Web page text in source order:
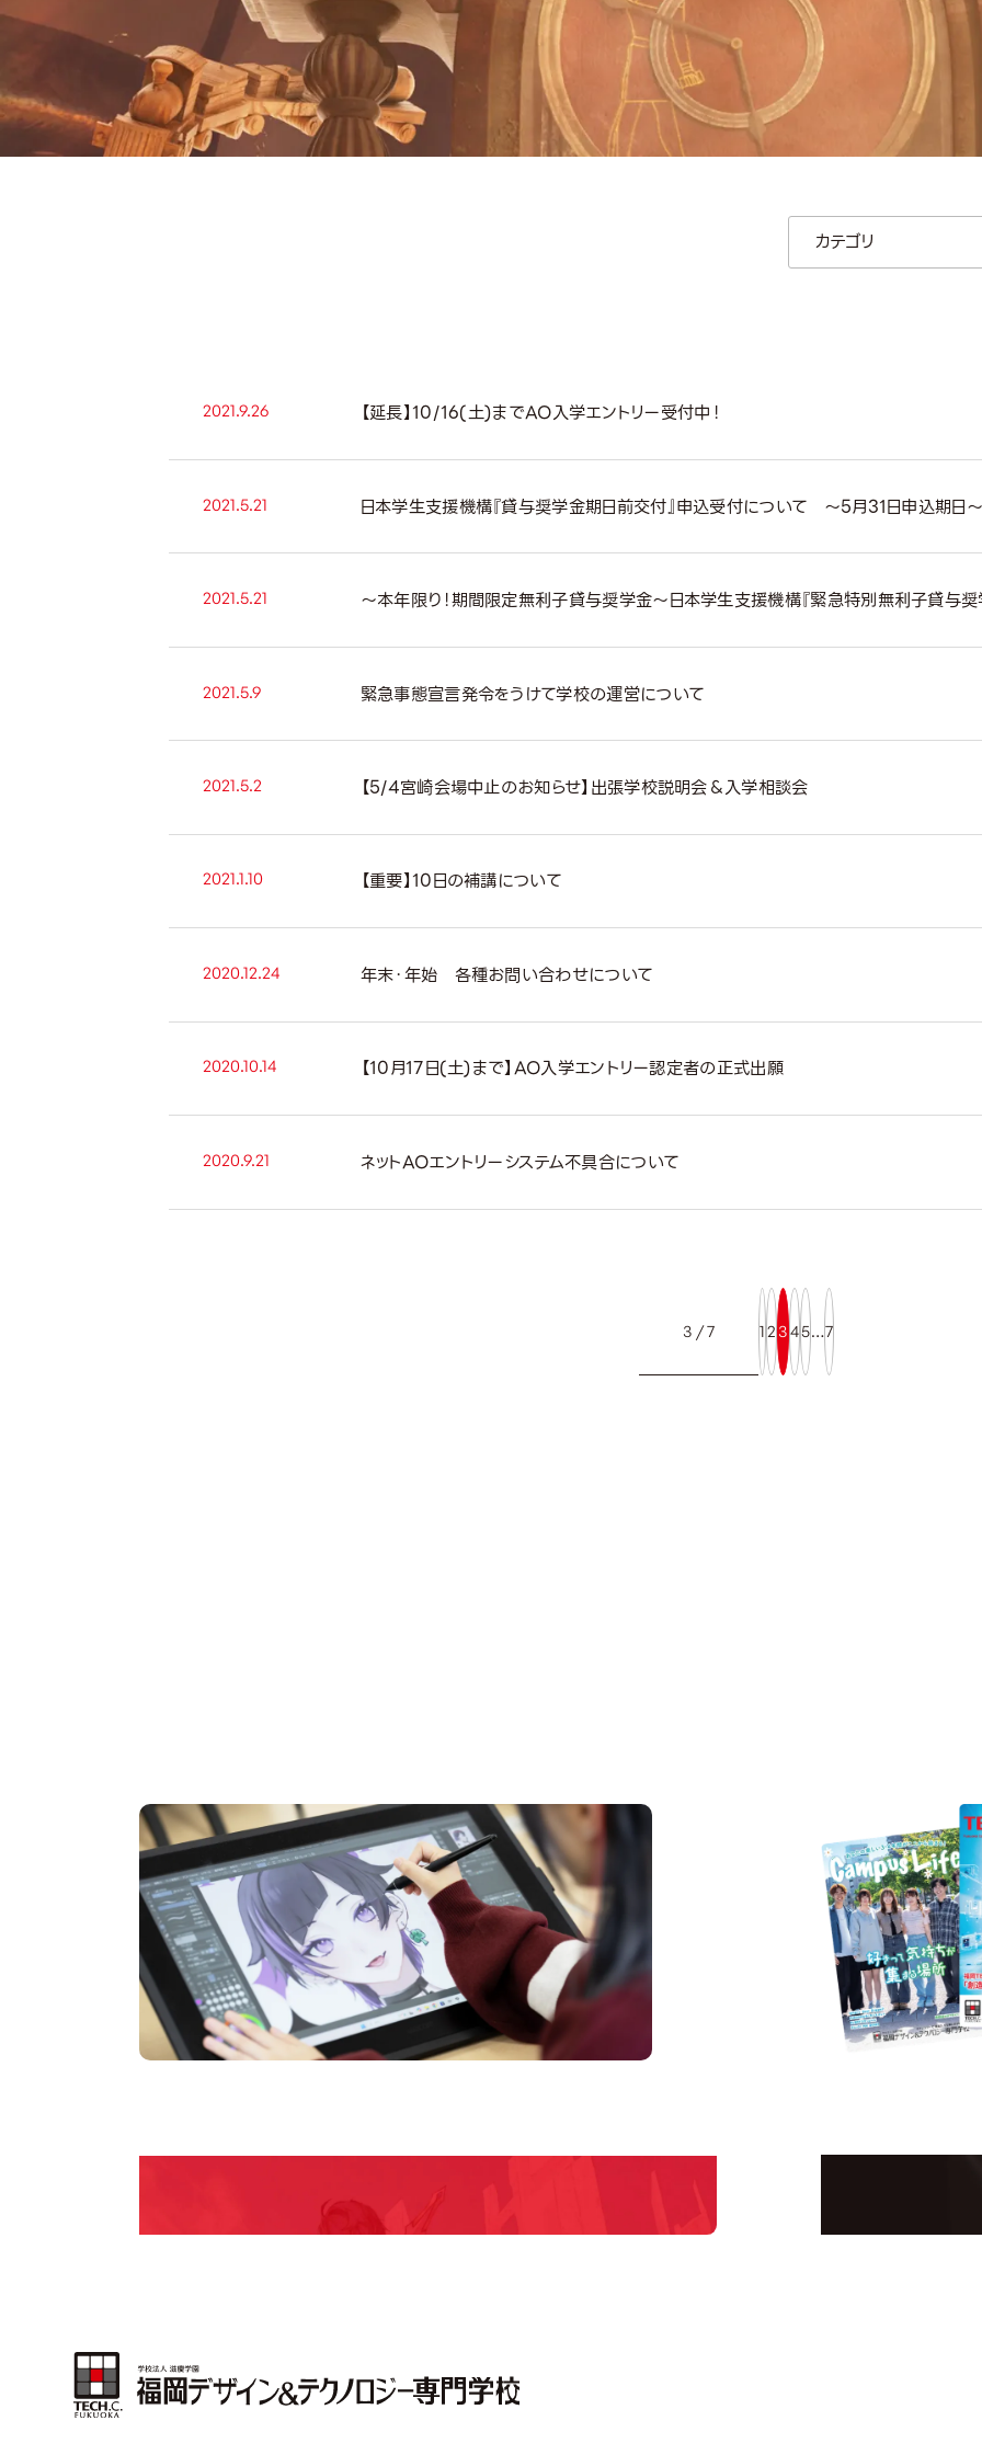
2021.9.26 【延長】10/16(土)までAO入学エントリー受付中！
2021.5.21 日本学生支援機構『貸与奨学金期日前交付』申込受付について ～5月31日申込期日～
2021.5.21 ～本年限り！期間限定無利子貸与奨学金～日本学生支援機構『緊急特別無利子貸与
2021.5.9 緊急事態宣言発令をうけて学校の運営について
2021.5.2 【5/4宮崎会場中止のお知らせ】出張学校説明会＆入学相談会
2021.1.10 【重要】10日の補講について
2020.12.24 年末・年始 各種お問い合わせについて
2020.10.14 【10月17日(土)まで】AO入学エントリー認定者の正式出願
2020.9.21 ネットAOエントリーシステム不具合について
3 / 7 12 345…7
Campus Open
Request